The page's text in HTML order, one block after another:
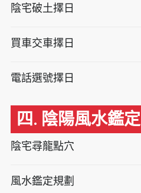
陰宅破土擇日
買車交車擇日
電話選號擇日
四. 陰陽風水鑑定
陰宅尋龍點穴
風水鑑定規劃